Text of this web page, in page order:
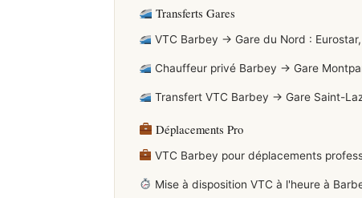
Transferts Gares
VTC Barbey → Gare du Nord :
Chauffeur privé Barbey → Gare
Transfert VTC Barbey → Gare Saint-
Déplacements Pro
VTC Barbey pour déplacements
Mise à disposition VTC à l'heure à